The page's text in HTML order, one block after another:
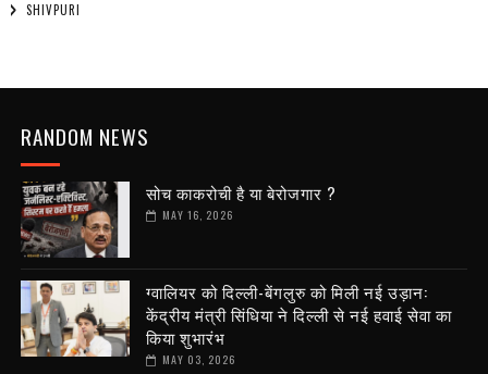
SHIVPURI
RANDOM NEWS
सोच काकरोची है या बेरोजगार ?
MAY 16, 2026
ग्वालियर को दिल्ली-बेंगलुरु को मिली नई उड़ान:
केंद्रीय मंत्री सिंधिया ने दिल्ली से नई हवाई सेवा का
किया शुभारंभ
MAY 03, 2026